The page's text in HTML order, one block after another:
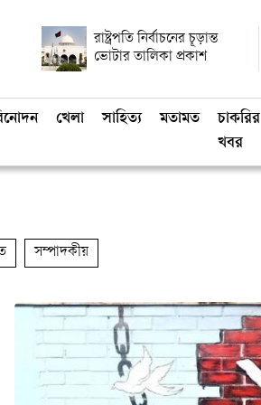
রাষ্ট্রপতি নির্বাচনের চূড়ান্ত
ভোটার তালিকা প্রকাশ
খেলা সাহিত্য মতামত
চাকরির
খবর
সম্পাদকীয়